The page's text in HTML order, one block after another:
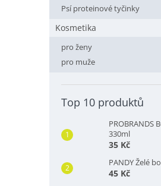
Psí proteinové tyčinky
Kosmetika
pro ženy
pro muže
Top 10 produktů
PROBRANDS
330ml
35 Kč
PANDY Želé
45 Kč